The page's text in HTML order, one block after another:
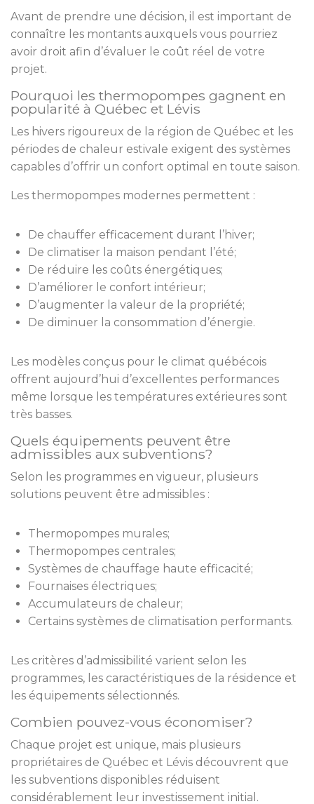
Avant de prendre une décision, il est important de
connaître les montants auxquels vous pourriez
avoir droit afin d’évaluer le coût réel de votre
projet.
Pourquoi les thermopompes gagnent en
popularité à Québec et Lévis
Les hivers rigoureux de la région de Québec et les
périodes de chaleur estivale exigent des systèmes
capables d’offrir un confort optimal en toute saison.
Les thermopompes modernes permettent :
De chauffer efficacement durant l’hiver;
De climatiser la maison pendant l’été;
De réduire les coûts énergétiques;
D’améliorer le confort intérieur;
D’augmenter la valeur de la propriété;
De diminuer la consommation d’énergie.
Les modèles conçus pour le climat québécois
offrent aujourd’hui d’excellentes performances
même lorsque les températures extérieures sont
très basses.
Quels équipements peuvent être
admissibles aux subventions?
Selon les programmes en vigueur, plusieurs
solutions peuvent être admissibles :
Thermopompes murales;
Thermopompes centrales;
Systèmes de chauffage haute efficacité;
Fournaises électriques;
Accumulateurs de chaleur;
Certains systèmes de climatisation performants.
Les critères d’admissibilité varient selon les
programmes, les caractéristiques de la résidence et
les équipements sélectionnés.
Combien pouvez-vous économiser?
Chaque projet est unique, mais plusieurs
propriétaires de Québec et Lévis découvrent que
les subventions disponibles réduisent
considérablement leur investissement initial.